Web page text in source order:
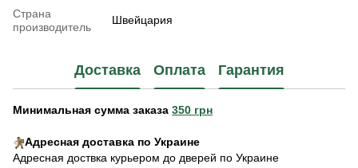
Страна
производитель
Швейцария
Доставка Оплата Гарантия
Минимальная сумма заказа 350 грн
Адресная доставка по Украине
Адресная доствка курьером до дверей по Украине